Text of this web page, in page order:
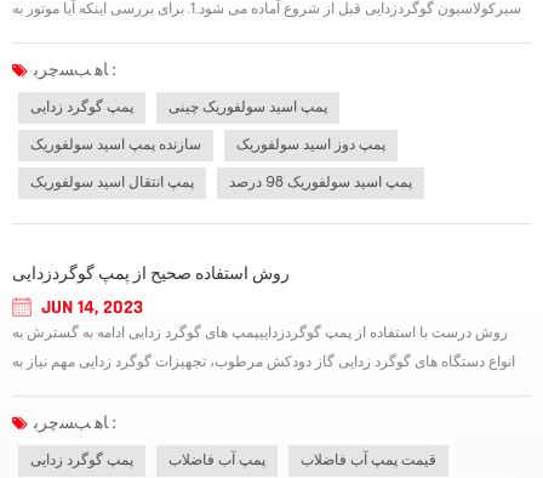
سیرکولاسیون گوگردزدایی قبل از شروع آماده می شود.1. برای بررسی اینکه آیا موتور به
ﺎﻫ ﺐﺴﭼﺮﺑ :
پمپ گوگرد زدایی پمپ اسید سولفوریک چینی
سازنده پمپ اسید سولفوریک پمپ دوز اسید سولفوریک
پمپ انتقال اسید سولفوریک پمپ اسید سولفوریک 98 درصد
روش استفاده صحیح از پمپ گوگردزدایی
JUN 14, 2023
روش درست با استفاده از پمپ گوگردزداییپمپ های گوگرد زدایی ادامه به گسترش به
انواع دستگاه های گوگرد زدایی گاز دودکش مرطوب، تجهیزات گوگرد زدایی مهم نیاز به
ﺎﻫ ﺐﺴﭼﺮﺑ :
پمپ گوگرد زدایی پمپ آب فاضلاب قیمت پمپ آب فاضلاب